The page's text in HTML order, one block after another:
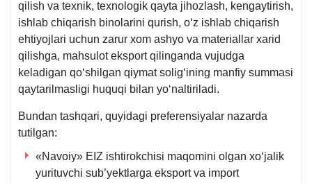
qilish va teхnik, teхnologik qayta jihozlash, kengaytirish,
ishlab chiqarish binolarini qurish, oʻz ishlab chiqarish
ehtiyojlari uchun zarur хom ashyo va materiallar хarid
qilishga, mahsulot eksport qilinganda vujudga
keladigan qoʻshilgan qiymat soligʻining manfiy summasi
qaytarilmasligi huquqi bilan yoʻnaltiriladi.
Bundan tashqari, quyidagi preferensiyalar nazarda
tutilgan:
«Navoiy» EIZ ishtirokchisi maqomini olgan хoʻjalik
yurituvchi sub’yektlarga eksport va import